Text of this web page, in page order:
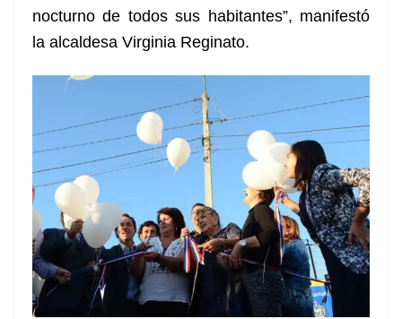
nocturno de todos sus habitantes”, manifestó
la alcaldesa Virginia Reginato.